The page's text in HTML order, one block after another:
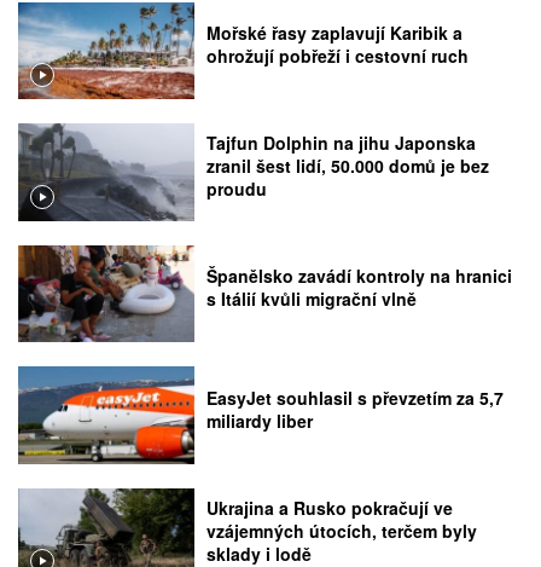
Mořské řasy zaplavují Karibik a
ohrožují pobřeží i cestovní ruch
Tajfun Dolphin na jihu Japonska
zranil šest lidí, 50.000 domů je bez
proudu
Španělsko zavádí kontroly na hranici
s Itálií kvůli migrační vlně
EasyJet souhlasil s převzetím za 5,7
miliardy liber
Ukrajina a Rusko pokračují ve
vzájemných útocích, terčem byly
sklady i lodě